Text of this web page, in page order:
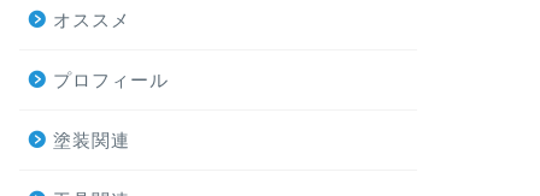
オススメ
プロフィール
塗装関連